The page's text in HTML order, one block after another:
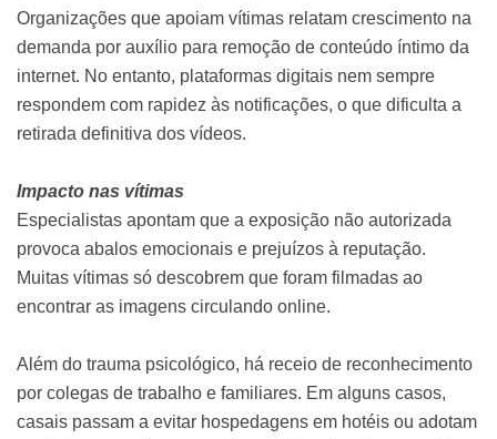
Organizações que apoiam vítimas relatam crescimento na
demanda por auxílio para remoção de conteúdo íntimo da
internet. No entanto, plataformas digitais nem sempre
respondem com rapidez às notificações, o que dificulta a
retirada definitiva dos vídeos.
Impacto nas vítimas
Especialistas apontam que a exposição não autorizada
provoca abalos emocionais e prejuízos à reputação.
Muitas vítimas só descobrem que foram filmadas ao
encontrar as imagens circulando online.
Além do trauma psicológico, há receio de reconhecimento
por colegas de trabalho e familiares. Em alguns casos,
casais passam a evitar hospedagens em hotéis ou adotam